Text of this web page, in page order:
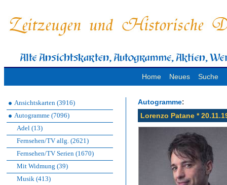
Home Neues Suche
Ansichtskarten (3916)
Autogramme (7096)
Adel (13)
Fernsehen/TV allg. (2621)
Fernsehen/TV Serien (1670)
Mit Widmung (39)
Musik (413)
Autogramme:
Lorenzo Patane *